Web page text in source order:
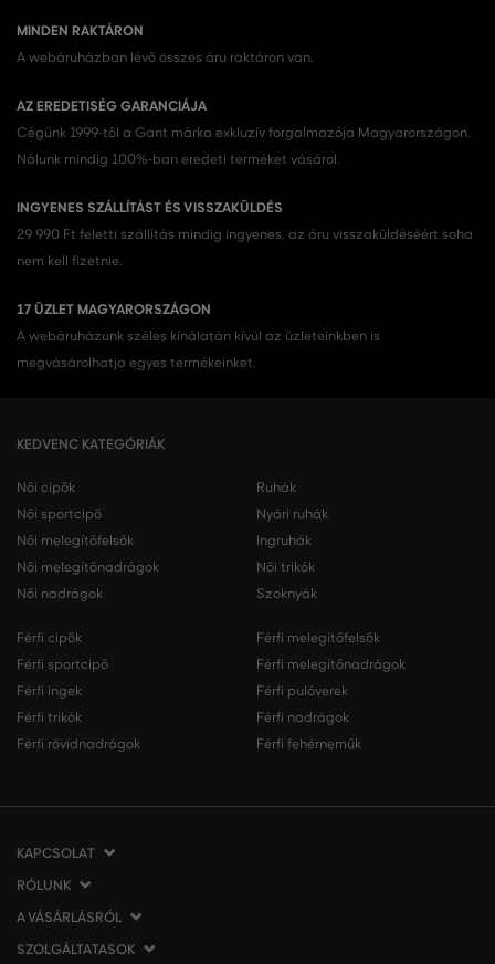
MINDEN RAKTÁRON
A webáruházban lévő összes áru raktáron van.
AZ EREDETISÉG GARANCIÁJA
Cégünk 1999-től a Gant márka exkluzív forgalmazója Magyarországon.
Nálunk mindig 100%-ban eredeti terméket vásárol.
INGYENES SZÁLLÍTÁST ÉS VISSZAKÜLDÉS
29 990 Ft feletti szállítás mindig ingyenes, az áru visszaküldéséért soha
nem kell fizetnie.
17 ÜZLET MAGYARORSZÁGON
A webáruházunk széles kínálatán kívül az üzleteinkben is
megvásárolhatja egyes termékeinket.
KEDVENC KATEGÓRIÁK
Női cipők
Női sportcipő
Női melegítőfelsők
Női melegítőnadrágok
Női nadrágok
Ruhák
Nyári ruhák
Ingruhák
Női trikók
Szoknyák
Férfi cipők
Férfi sportcipő
Férfi ingek
Férfi trikók
Férfi rövidnadrágok
Férfi melegítőfelsők
Férfi melegítőnadrágok
Férfi pulóverek
Férfi nadrágok
Férfi fehérneműk
KAPCSOLAT
VERMONT Services Slovakia s. r. o.
Vlčie hrdlo 53
821 07 Bratislava
RÓLUNK
Cégünkről
Elérhetőség
A VÁSÁRLÁSRÓL
A vásárlás menete
SZOLGÁLTATASOK